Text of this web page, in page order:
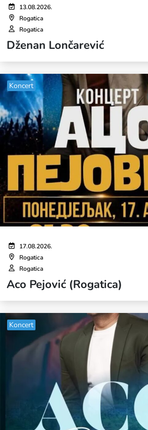
13.08.2026.
Rogatica
Rogatica
Dženan Lončarević
Koncert
17.08.2026.
Rogatica
Rogatica
Aco Pejović (Rogatica)
Koncert